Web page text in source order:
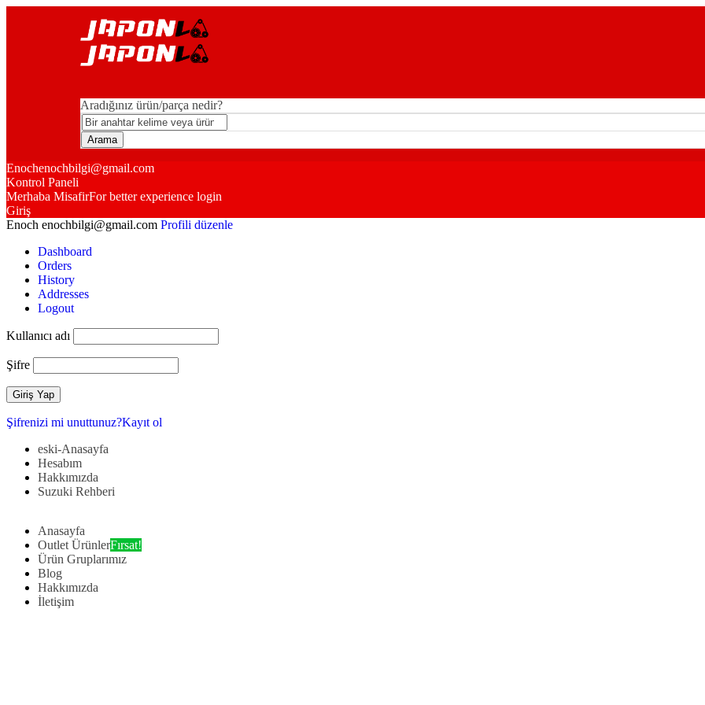
Aradığınız ürün/parça nedir?
Enochenochbilgi@gmail.com
Kontrol Paneli
Merhaba MisafirFor better experience login
Giriş
Enoch enochbilgi@gmail.com Profili düzenle
Dashboard
Orders
History
Addresses
Logout
Kullanıcı adı
Şifre
Şifrenizi mi unuttunuz?Kayıt ol
eski-Anasayfa
Hesabım
Hakkımızda
Suzuki Rehberi
Anasayfa
Outlet ÜrünlerFırsat!
Ürün Gruplarımız
Blog
Hakkımızda
İletişim